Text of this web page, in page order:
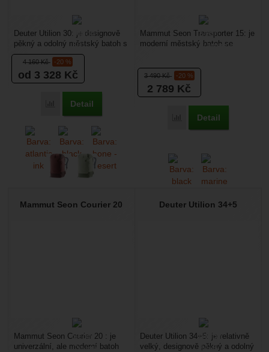
4 160Kč -20 %
od 3 328 Kč
Porovnat
Detail
Deuter Utilion 30: je designově
pěkný a odolný městský batoh s
jednou komorou a prostorem na
notebook....
3 490Kč -20 %
2 789 Kč
Porovnat
Detail
Mammut Seon Transporter 15: je
moderní městský batoh se
Mammut Seon Courier 20
Mammut Seon Courier 20 : je
univerzální, ale moderní batoh
Deuter Utilion 34+5
Deuter Utilion 34+5: je relativně
velký, designově pěkný a odolný